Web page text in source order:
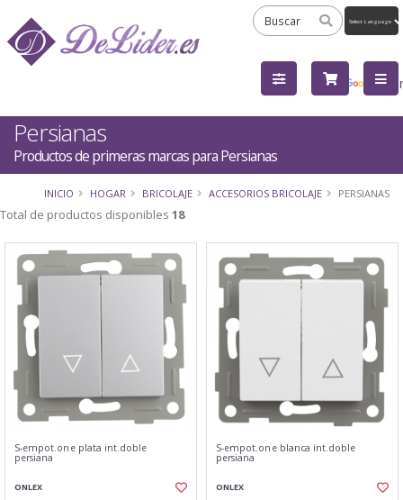
by
Persianas
Productos de primeras marcas para Persianas
INICIO HOGAR BRICOLAJE ACCESORIOS BRICOLAJE PERSIANAS
Total de productos disponibles 18
S-empot.one plata int.doble
persiana
ONLEX
S-empot.one blanca int.doble
persiana
ONLEX